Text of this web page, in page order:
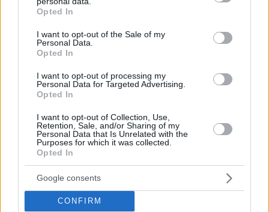
grant or deny consent to Google and its third-party tags to
use your data for below specified purposes in below Google
consent section.
Opted In
I want to opt-out of the Sale of my
Personal Data.
Opted In
I want to opt-out of processing my
Personal Data for Targeted Advertising.
Opted In
I want to opt-out of Collection, Use,
Retention, Sale, and/or Sharing of my
Personal Data that Is Unrelated with the
Purposes for which it was collected.
Opted In
Google consents
CONFIRM
Τι έγραφαν οι ξένοι ανταποκριτές σε
τηλεγραφήματά τους από τη Μικρά
Ασία το 1921
08.08.2026, 10:26
Σε 57χρονη γυναίκα ανήκει η σορός
στον Λυκαβηττό, από πτώση ο
θάνατος
08.08.2026, 15:07